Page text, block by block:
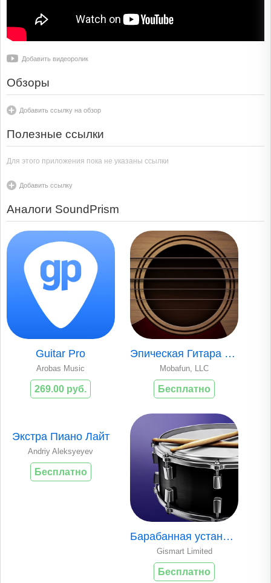
Добавить видеоролик
Обзоры
Добавить ссылку на обзор
Полезные ссылки
Для этого приложения пока не указаны ссылки
Добавить ссылку
Аналоги SoundPrism
Guitar Pro
Arobas Music
269.00 руб.
Эпическая Гитара (Epic Guitar)
Mobafun, LLC
Бесплатно
Экстра Пиано Лайт
Andriy Aleksyeyev
Бесплатно
Барабанная установка
Gismart Limited
Бесплатно